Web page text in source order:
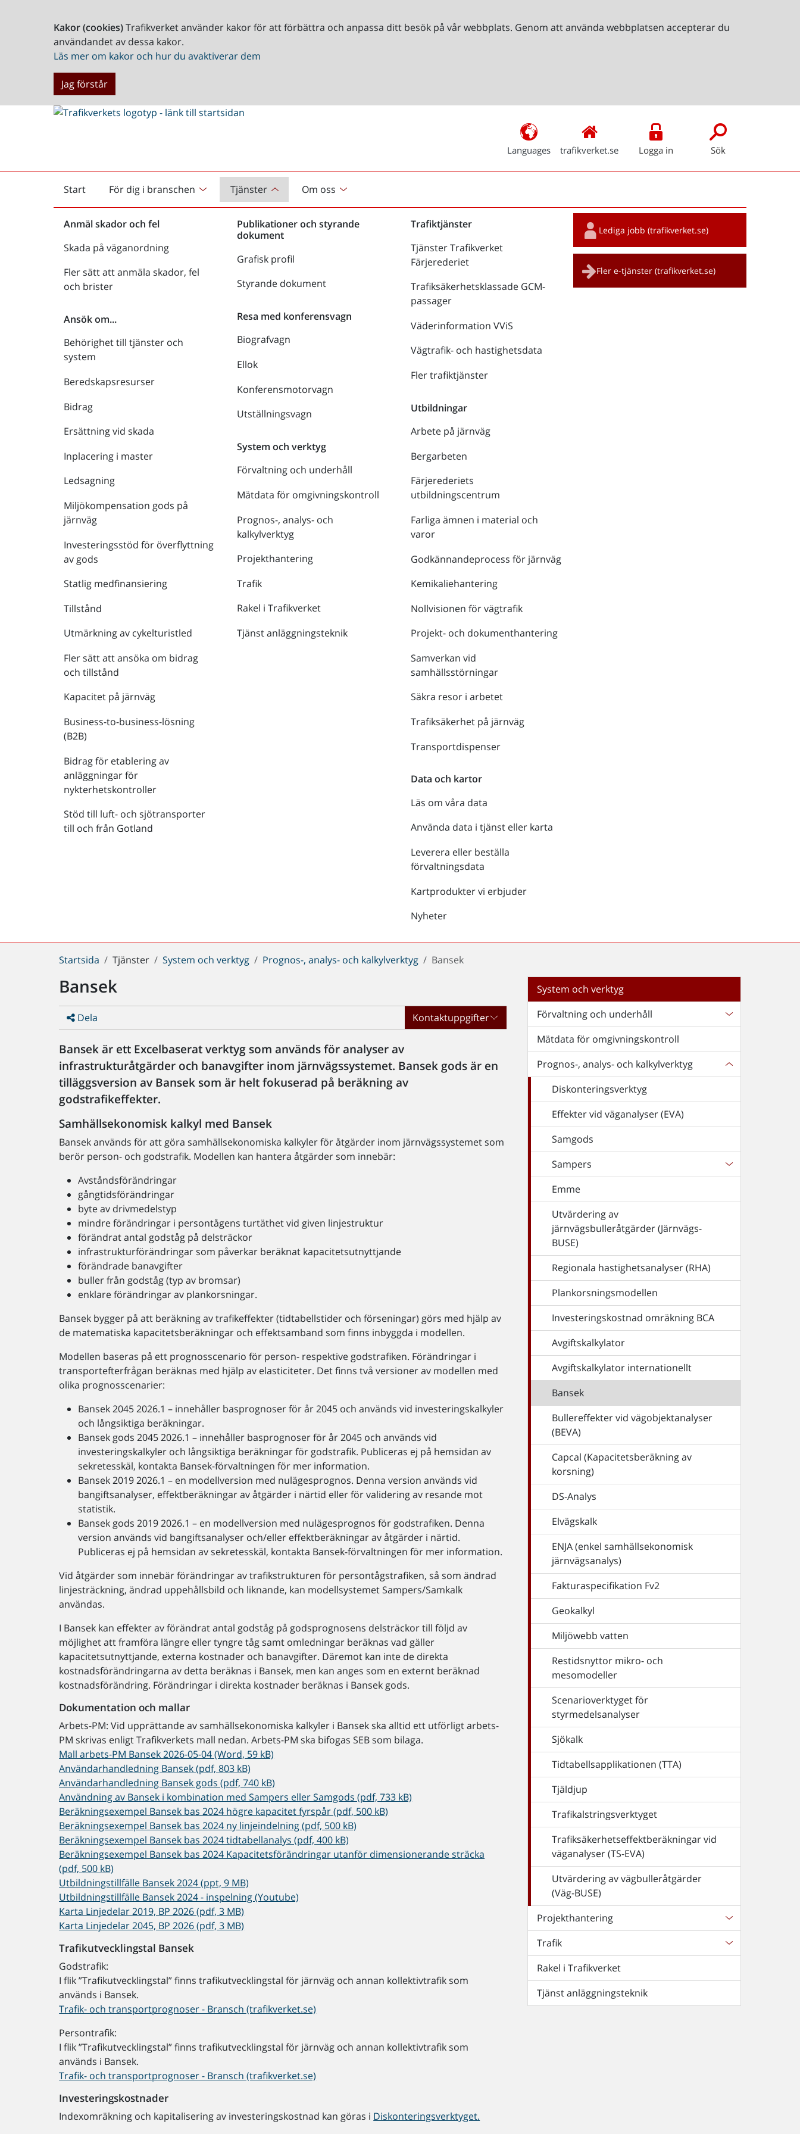
Kakor (cookies)Trafikverket använder kakor för att förbättra och anpassa ditt besök på vår webbplats. Genom att använda webbplatsen accepterar du
användandet av dessa kakor.
Läs mer om kakor och hur du avaktiverar dem
Jag förstår
Languages trafikverket.se Logga in Sök
Start
Startsida För dig i branschen Tjänster Om oss
Anmäl skador och fel
Skada på väganordning
Fler sätt att anmäla skador, fel
och brister
Ansök om...
Behörighet till tjänster och
system
Beredskapsresurser
Bidrag
Ersättning vid skada
Inplacering i master
Ledsagning
Miljökompensation gods på
järnväg
Investeringsstöd för överflyttning
av gods
Statlig medfinansiering
Tillstånd
Utmärkning av cykelturistled
Fler sätt att ansöka om bidrag
och tillstånd
Kapacitet på järnväg
Business-to-business-lösning
(B2B)
Bidrag för etablering av
anläggningar för
nykterhetskontroller
Stöd till luft- och sjötransporter
till och från Gotland
Publikationer och styrande
dokument
Grafisk profil
Styrande dokument
Resa med konferensvagn
Biografvagn
Ellok
Konferensmotorvagn
Utställningsvagn
System och verktyg
Förvaltning och underhåll
Mätdata för omgivningskontroll
Prognos-, analys- och
kalkylverktyg
Projekthantering
Trafik
Rakel i Trafikverket
Tjänst anläggningsteknik
Trafiktjänster
Tjänster Trafikverket
Färjerederiet
Trafiksäkerhetsklassade GCM-
passager
Väderinformation VViS
Vägtrafik- och hastighetsdata
Fler trafiktjänster
Utbildningar
Arbete på järnväg
Bergarbeten
Färjerederiets
utbildningscentrum
Farliga ämnen i material och
varor
Godkännandeprocess för järnväg
Kemikaliehantering
Nollvisionen för vägtrafik
Projekt- och dokumenthantering
Samverkan vid
samhällsstörningar
Säkra resor i arbetet
Trafiksäkerhet på järnväg
Transportdispenser
Data och kartor
Läs om våra data
Använda data i tjänst eller karta
Leverera eller beställa
förvaltningsdata
Kartprodukter vi erbjuder
Nyheter
Snabblänkar
Lediga jobb (trafikverket.se)
Fler e-tjänster (trafikverket.se)
Du
här:
Startsida Tjänster System och verktyg Prognos-, analys- och kalkylverktyg Bansek
Bansek
Dela Kontaktuppgifter
Bansek är ett Excelbaserat verktyg som används för analyser av
infrastrukturåtgärder och banavgifter inom järnvägssystemet. Bansek gods är en
tilläggsversion av Bansek som är helt fokuserad på beräkning av
godstrafikeffekter.
Samhällsekonomisk kalkyl med Bansek
Bansek används för att göra samhällsekonomiska kalkyler för åtgärder inom järnvägssystemet som
berör person- och godstrafik. Modellen kan hantera åtgärder som innebär:
Avståndsförändringar
gångtidsförändringar
byte av drivmedelstyp
mindre förändringar i persontågens turtäthet vid given linjestruktur
förändrat antal godståg på delsträckor
infrastrukturförändringar som påverkar beräknat kapacitetsutnyttjande
förändrade banavgifter
buller från godståg (typ av bromsar)
enklare förändringar av plankorsningar.
Bansek bygger på att beräkning av trafikeffekter (tidtabellstider och förseningar) görs med hjälp av
de matematiska kapacitetsberäkningar och effektsamband som finns inbyggda i modellen.
Modellen baseras på ett prognosscenario för person- respektive godstrafiken. Förändringar i
transportefterfrågan beräknas med hjälp av elasticiteter. Det finns två versioner av modellen med
olika prognosscenarier:
Bansek 2045 2026.1 – innehåller basprognoser för år 2045 och används vid investeringskalkyler
och långsiktiga beräkningar.
Bansek gods 2045 2026.1 – innehåller basprognoser för år 2045 och används vid
investeringskalkyler och långsiktiga beräkningar för godstrafik. Publiceras ej på hemsidan av
sekretesskäl, kontakta Bansek-förvaltningen för mer information.
Bansek 2019 2026.1 – en modellversion med nulägesprognos. Denna version används vid
bangiftsanalyser, effektberäkningar av åtgärder i närtid eller för validering av resande mot
statistik.
Bansek gods 2019 2026.1 – en modellversion med nulägesprognos för godstrafiken. Denna
version används vid bangiftsanalyser och/eller effektberäkningar av åtgärder i närtid.
Publiceras ej på hemsidan av sekretesskäl, kontakta Bansek-förvaltningen för mer information.
Vid åtgärder som innebär förändringar av trafikstrukturen för persontågstrafiken, så som ändrad
linjesträckning, ändrad uppehållsbild och liknande, kan modellsystemet Sampers/Samkalk
användas.
I Bansek kan effekter av förändrat antal godståg på godsprognosens delsträckor till följd av
möjlighet att framföra längre eller tyngre tåg samt omledningar beräknas vad gäller
kapacitetsutnyttjande, externa kostnader och banavgifter. Däremot kan inte de direkta
kostnadsförändringarna av detta beräknas i Bansek, men kan anges som en externt beräknad
kostnadsförändring. Förändringar i direkta kostnader beräknas i Bansek gods.
Dokumentation och mallar
Arbets-PM: Vid upprättande av samhällsekonomiska kalkyler i Bansek ska alltid ett utförligt arbets-
PM skrivas enligt Trafikverkets mall nedan. Arbets-PM ska bifogas SEB som bilaga.
Mall arbets-PM Bansek 2026-05-04 (Word, 59 kB)
Användarhandledning Bansek (pdf, 803 kB)
Användarhandledning Bansek gods (pdf, 740 kB)
Användning av Bansek i kombination med Sampers eller Samgods (pdf, 733 kB)
Beräkningsexempel Bansek bas 2024 högre kapacitet fyrspår (pdf, 500 kB)
Beräkningsexempel Bansek bas 2024 ny linjeindelning (pdf, 500 kB)
Beräkningsexempel Bansek bas 2024 tidtabellanalys (pdf, 400 kB)
Beräkningsexempel Bansek bas 2024 Kapacitetsförändringar utanför dimensionerande sträcka
(pdf, 500 kB)
Utbildningstillfälle Bansek 2024 (ppt, 9 MB)
Utbildningstillfälle Bansek 2024 - inspelning (Youtube)
Karta Linjedelar 2019, BP 2026 (pdf, 3 MB)
Karta Linjedelar 2045, BP 2026 (pdf, 3 MB)
Trafikutvecklingstal Bansek
Godstrafik:
I flik ”Trafikutvecklingstal” finns trafikutvecklingstal för järnväg och annan kollektivtrafik som
används i Bansek.
Trafik- och transportprognoser - Bransch (trafikverket.se)
Persontrafik:
I flik ”Trafikutvecklingstal” finns trafikutvecklingstal för järnväg och annan kollektivtrafik som
används i Bansek.
Trafik- och transportprognoser - Bransch (trafikverket.se)
Investeringskostnader
Indexomräkning och kapitalisering av investeringskostnad kan göras i Diskonteringsverktyget.
System och verktyg
Förvaltning och underhåll
Mätdata för omgivningskontroll
Prognos-, analys- och kalkylverktyg
Diskonteringsverktyg
Effekter vid väganalyser (EVA)
Samgods
Sampers
Emme
Utvärdering av
järnvägsbulleråtgärder (Järnvägs-
BUSE)
Regionala hastighetsanalyser (RHA)
Plankorsningsmodellen
Investeringskostnad omräkning BCA
Avgiftskalkylator
Avgiftskalkylator internationellt
Bansek
Bullereffekter vid vägobjektanalyser
(BEVA)
Capcal (Kapacitetsberäkning av
korsning)
DS-Analys
Elvägskalk
ENJA (enkel samhällsekonomisk
järnvägsanalys)
Fakturaspecifikation Fv2
Geokalkyl
Miljöwebb vatten
Restidsnyttor mikro- och
mesomodeller
Scenarioverktyget för
styrmedelsanalyser
Sjökalk
Tidtabellsapplikationen (TTA)
Tjäldjup
Trafikalstringsverktyget
Trafiksäkerhetseffektberäkningar vid
väganalyser (TS-EVA)
Utvärdering av vägbulleråtgärder
(Väg-BUSE)
Projekthantering
Trafik
Rakel i Trafikverket
Tjänst anläggningsteknik